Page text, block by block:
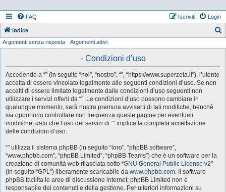
FAQ Login
Iscriviti
Indice
Argomenti senza risposta Argomenti attivi
- Condizioni d’uso
Accedendo a “” (in seguito “noi”, “nostro”, “”, “https://www.superzeta.it”), l’utente
accetta di essere vincolato legalmente alle seguenti condizioni d’uso. Se non
accetti di essere limitato legalmente dalle condizioni d’uso seguenti non
utilizzare i servizi offerti da “”. Le condizioni d’uso possono cambiare in
qualunque momento, sarà nostra premura avvisarti di tali modifiche, benché
sia opportuno controllare con frequenza queste pagine per eventuali
modifiche, dato che l’uso dei servizi di “” implica la completa accettazione
delle condizioni d’uso.
“” utilizza il sistema phpBB (in seguito “loro”, “phpBB software”,
“www.phpbb.com”, “phpBB Limited”, “phpBB Teams”) che è un software per la
creazione di comunità web rilasciata sotto “GNU General Public License v2”
(in seguito “GPL”) liberamente scaricabile da www.phpbb.com. Il software
phpBB facilita le aree di discussione internet; phpBB Limited non è
responsabile dei contenuti e della gestione. Per ulteriori informazioni su